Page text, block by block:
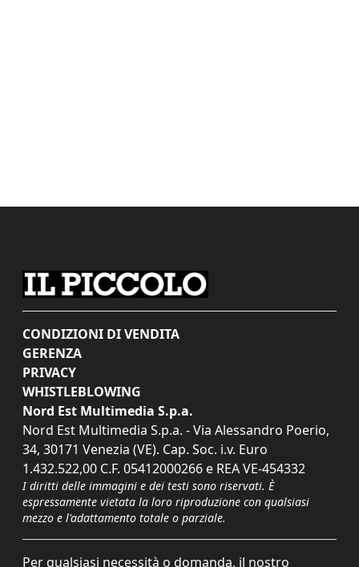
CONDIZIONI DI VENDITA
GERENZA
PRIVACY
WHISTLEBLOWING
Nord Est Multimedia S.p.a.
Nord Est Multimedia S.p.a. - Via Alessandro Poerio,
34, 30171 Venezia (VE). Cap. Soc. i.v. Euro
1.432.522,00 C.F. 05412000266 e REA VE-454332
I diritti delle immagini e dei testi sono riservati. È
espressamente vietata la loro riproduzione con qualsiasi
mezzo e l'adattamento totale o parziale.
Per qualsiasi necessità o domanda, il nostro